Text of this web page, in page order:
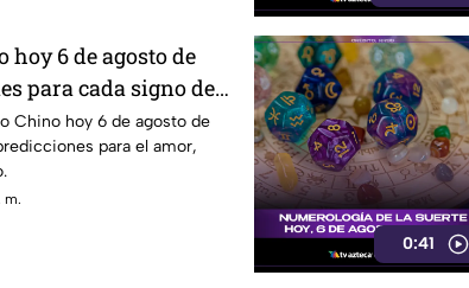
hoy 6 de agosto de
para cada signo del
Chino hoy 6 de agosto de
para el amor,
m.
0:41